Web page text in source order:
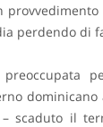
perdendo
scaduto il